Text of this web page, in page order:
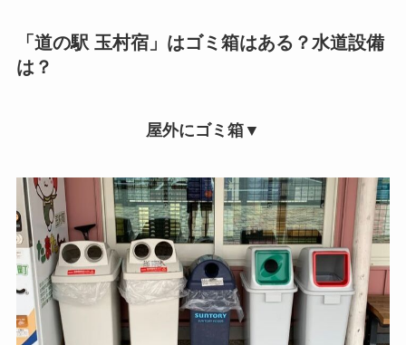
「道の駅 玉村宿」はゴミ箱はある？水道設備
は？
屋外にゴミ箱▼